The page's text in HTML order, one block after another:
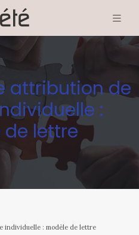
attribution de
:
lettre
individuelle : modèle de lettre